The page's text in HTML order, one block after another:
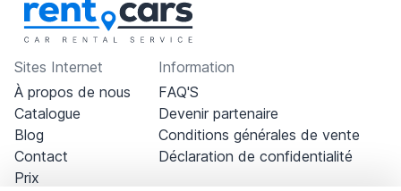
Sites Internet
À propos de nous
Catalogue
Blog
Contact
Prix
Information
FAQ'S
Devenir partenaire
Conditions générales de vente
Déclaration de confidentialité